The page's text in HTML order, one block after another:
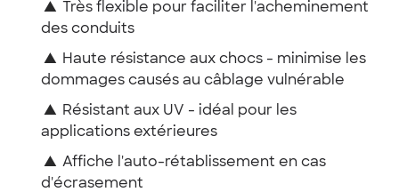
▲
Très flexible pour faciliter l'acheminement
des conduits
▲ Haute résistance aux chocs - minimise les
dommages causés au câblage vulnérable
▲ Résistant aux UV - idéal pour les
applications extérieures
▲ Affiche l'auto-rétablissement en cas
d'écrasement